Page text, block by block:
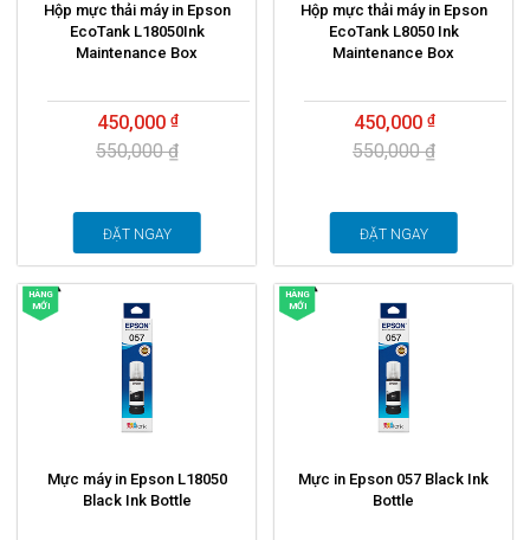
Hộp mực thải máy in Epson
EcoTank L18050Ink
Maintenance Box
450,000
550,000 ₫
ĐẶT NGAY
Hộp mực thải máy in Epson
EcoTank L8050 Ink
Maintenance Box
450,000
550,000 ₫
ĐẶT NGAY
HÀNG
MỚI
Mực máy in Epson L18050
Black Ink Bottle
HÀNG
MỚI
Mực in Epson 057 Black Ink
Bottle